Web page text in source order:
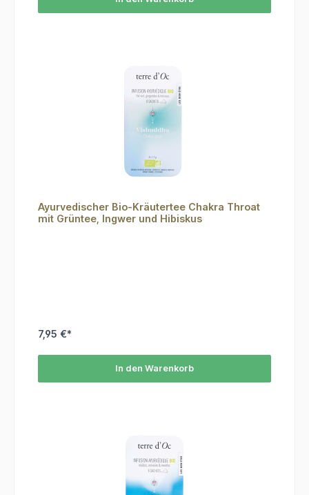
Ayurvedischer Bio-Kräutertee Chakra Throat
mit Grüntee, Ingwer und Hibiskus
7,95 €*
In den Warenkorb